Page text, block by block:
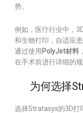
势。
例如，医疗行业中，
和生物打印，自适应
通过使用 PolyJet材料
在手术前进行详细的规
为何选择
选择Stratasys的3D打